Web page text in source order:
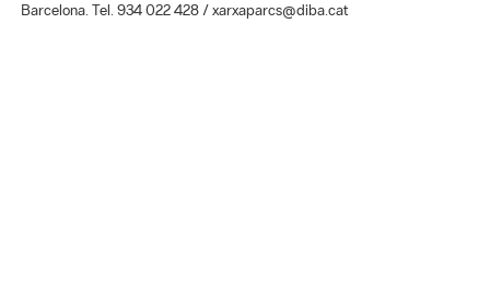
Barcelona. Tel. 934 022 428 / xarxaparcs@diba.cat